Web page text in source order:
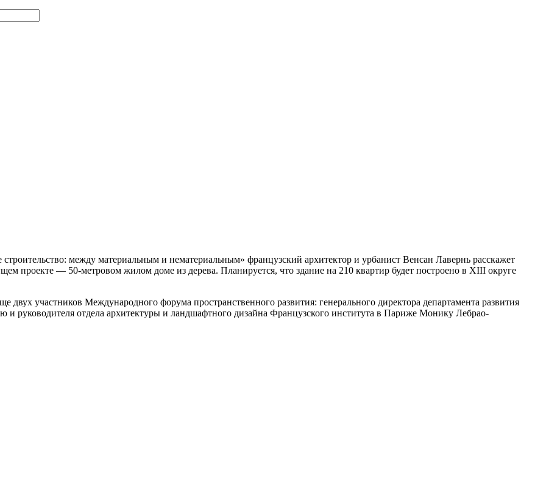
между материальным и нематериальным» французский архитектор и урбанист Венсан Лавернь расскажет
проекте — 50-метровом жилом доме из дерева. Планируется, что здание на 210 квартир будет построено в XIII округе
двух участников Международного форума пространственного развития: генерального директора департамента развития
руководителя отдела архитектуры и ландшафтного дизайна Французского института в Париже Монику Лебрао-